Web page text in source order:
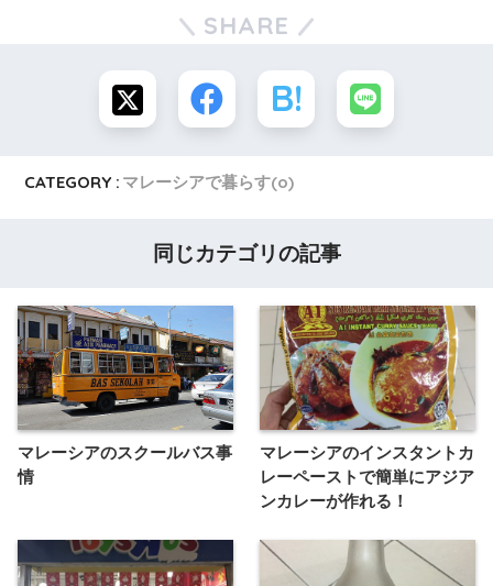
SHARE
CATEGORY : マレーシアで暮らす(o)
同じカテゴリの記事
マレーシアのスクールバス事
情
マレーシアのインスタントカ
レーペーストで簡単にアジア
ンカレーが作れる！